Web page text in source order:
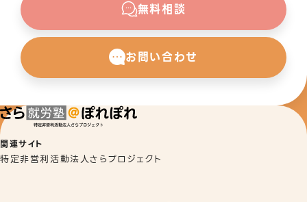
無料相談
お問い合わせ
関連サイト
特定非営利活動法人さらプロジェクト